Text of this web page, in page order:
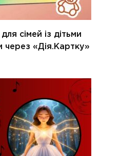
сімей із дітьми
«Дія.Картку»